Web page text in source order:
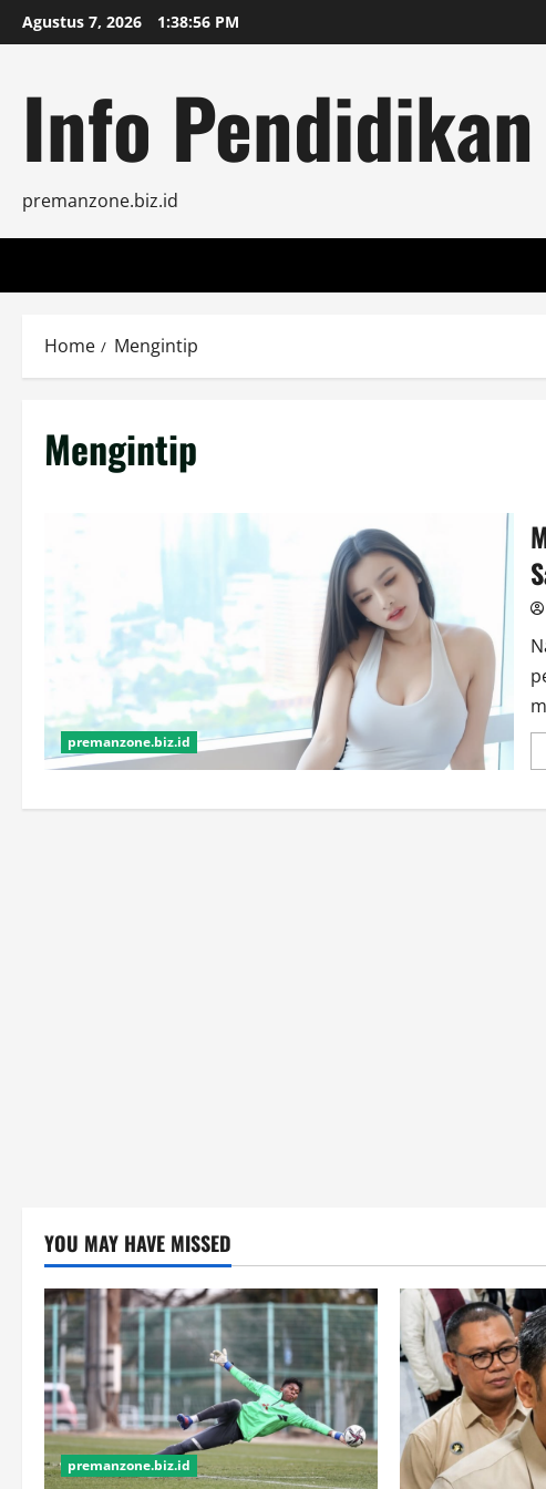
Skip
to
Agustus 7, 2026 1:38:56 PM
Info
premanzone.biz.id
Home Mengintip
Mengintip
premanzone.biz.id
YOU MAY HAVE MISSED
premanzone.biz.id